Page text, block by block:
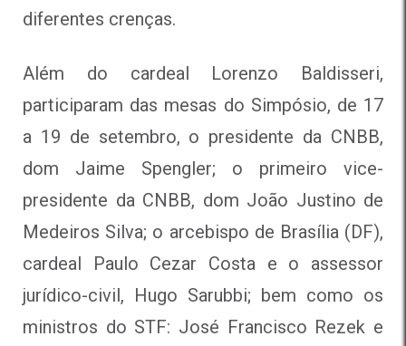
diferentes crenças.
Além do cardeal Lorenzo Baldisseri,
participaram das mesas do Simpósio, de 17
a 19 de setembro, o presidente da CNBB,
dom Jaime Spengler; o primeiro vice-
presidente da CNBB, dom João Justino de
Medeiros Silva; o arcebispo de Brasília (DF),
cardeal Paulo Cezar Costa e o assessor
jurídico-civil, Hugo Sarubbi; bem como os
ministros do STF: José Francisco Rezek e